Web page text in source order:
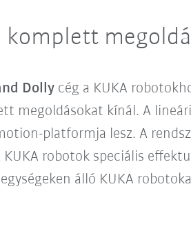
komplett
Dollycég a KUKA
megoldásokat kínál. A
platformja lesz. A
KUKA robotok speciális
álló KUKA